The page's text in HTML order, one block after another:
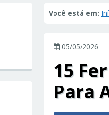
Você está em:
05/05/2026
15
Para